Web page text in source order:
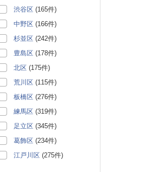
渋谷区 (165件)
中野区 (166件)
杉並区 (242件)
豊島区 (178件)
北区 (175件)
荒川区 (115件)
板橋区 (276件)
練馬区 (319件)
足立区 (345件)
葛飾区 (234件)
江戸川区 (275件)